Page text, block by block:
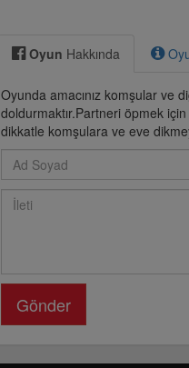
Oyun Hakkında
Oyunda amacınız komşular ve
doldurmaktır.Partneri öpmek
dikkatle komşulara ve eve
Gönder